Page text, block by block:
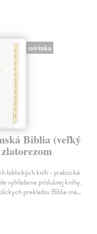
novinka
Biblia (veľký
biblických kníh - praktické
vyhľadanie príslušnej knihy.
prekladov Biblie má…